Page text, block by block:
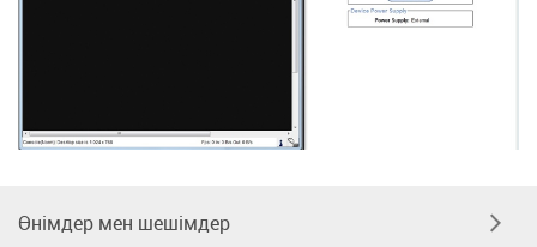
Өнімдер мен шешімдер